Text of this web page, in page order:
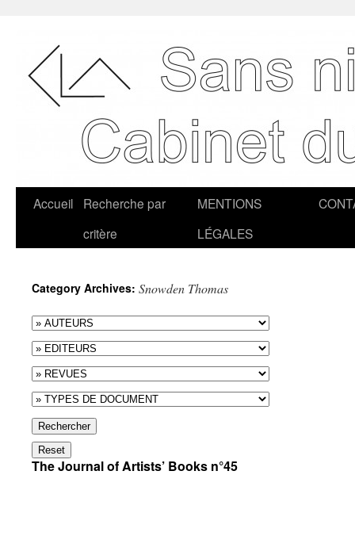
Accueil
Recherche par
critère
MENTIONS
LÉGALES
Category Archives: Snowden Thomas
Rechercher
Reset
The Journal of Artists’ Books n°45